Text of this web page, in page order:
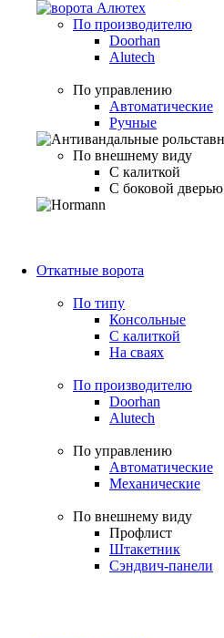
По производителю
Doorhan
Alutech
По управлению
Автоматические
Ручные
По внешнему виду
С калиткой
С боковой дверью
Откатные ворота
По типу
Консольные
С калиткой
На сваях
По производителю
Doorhan
Alutech
По управлению
Автоматические
Механические
По внешнему виду
Профлист
Штакетник
Сэндвич-панели